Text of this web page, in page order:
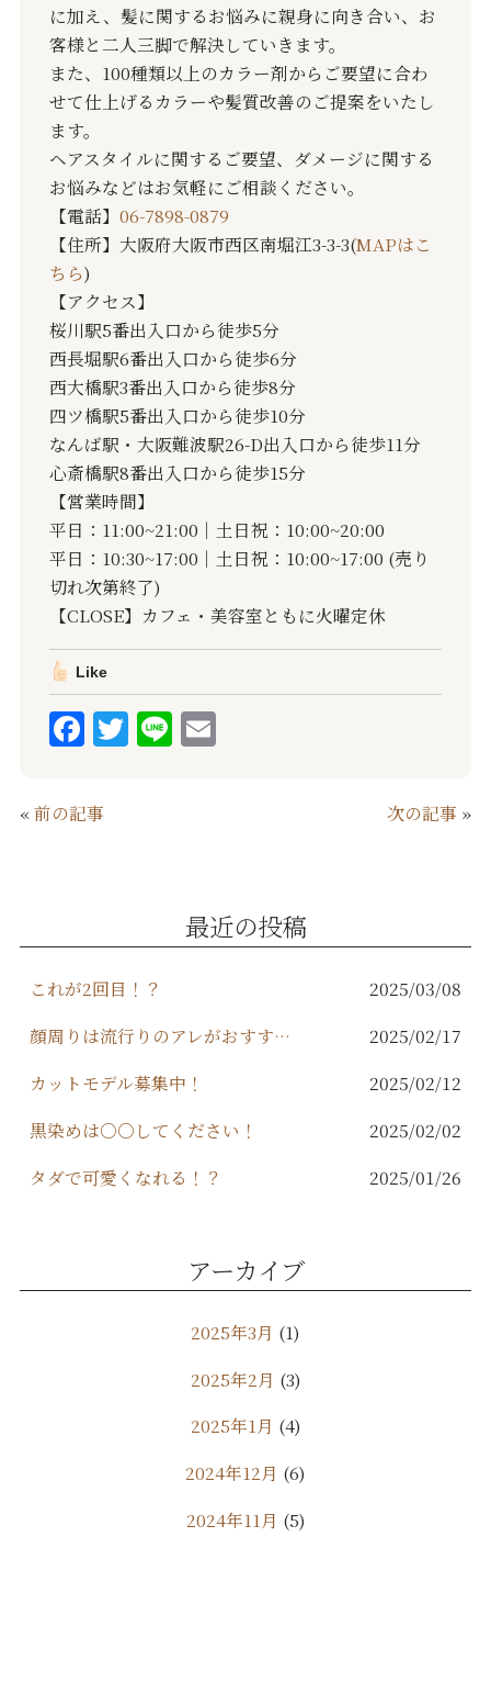
に加え、髪に関するお悩みに親身に向き合い、お
客様と二人三脚で解決していきます。
また、100種類以上のカラー剤からご要望に合わ
せて仕上げるカラーや髪質改善のご提案をいたし
ます。
ヘアスタイルに関するご要望、ダメージに関する
お悩みなどはお気軽にご相談ください。
【電話】 06-7898-0879
【住所】大阪府大阪市西区南堀江3-3-3(MAPはこ
ちら)
【アクセス】
桜川駅5番出入口から徒歩5分
西長堀駅6番出入口から徒歩6分
西大橋駅3番出入口から徒歩8分
四ツ橋駅5番出入口から徒歩10分
なんば駅・大阪難波駅26-D出入口から徒歩11分
心斎橋駅8番出入口から徒歩15分
【営業時間】
平日：11:00~21:00｜土日祝：10:00~20:00
平日：10:30~17:00｜土日祝：10:00~17:00 (売り
切れ次第終了)
【CLOSE】カフェ・美容室ともに火曜定休
Like
F
a
c
e
o
k
T
w
Li
n
E
«前の記事 次の記事 »
最近の投稿
これが2回目！？
2025/03/08
顔周りは流行りのアレがおすすめ！
2025/02/17
カットモデル募集中！
2025/02/12
黒染めは○○してください！
2025/02/02
タダで可愛くなれる！？
2025/01/26
アーカイブ
2025年3月 (1)
2025年2月 (3)
2025年1月 (4)
2024年12月 (6)
2024年11月 (5)